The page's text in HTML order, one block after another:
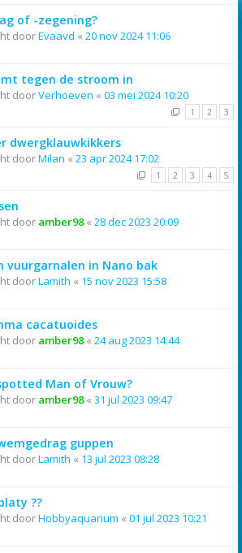
of -zegening?
doorEvaavd « 20 nov 2024 11:06
tegen de stroom in
doorVerhoeven « 03 mei 2024 10:20
1 2 3
dwergklauwkikkers
doorMilan « 23 apr 2024 17:02
1 2 3 4 5
door amber98« 28 dec 2023 20:09
vuurgarnalen in Nano bak
doorLamith « 15 nov 2023 15:58
cacatuoides
door amber98« 24 aug 2023 14:44
Man of Vrouw?
door amber98« 31 jul 2023 09:47
guppen
doorLamith « 13 jul 2023 08:28
??
doorHobbyaquarium « 01 jul 2023 10:21